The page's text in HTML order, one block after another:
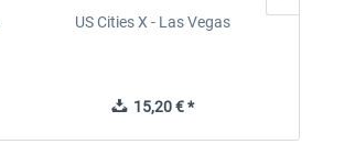
US Cities X - Las Vegas
15,20 € *